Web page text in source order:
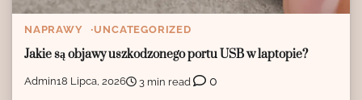
NAPRAWY UNCATEGORIZED
Jakie są objawy uszkodzonego portu USB w laptopie?
Admin18 Lipca, 2026 3 min read 0